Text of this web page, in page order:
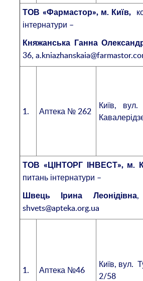
ТОВ «Фармастор», м. Київ,
інтернатури –
Княжанська Ганна
36,
1. Аптека № 262
Київ, вул.
ТОВ «ЦІНТОРГ ІНВЕСТ», м.
питань інтернатури –
Швець Ірина Леонідівна,
shvets@apteka.org.ua
1. Аптека №46
Київ, вул.
2/58